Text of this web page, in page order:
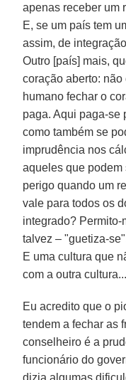
apenas receber um
E, se um país tem
assim, de
Outro [país] mais,
coração aberto:
humano fechar o
paga. Aqui paga-se
como também se
imprudência nos
aqueles que
perigo quando um
vale para todos os
integrado? Permito-
talvez – "guetiza-
E uma cultura que
com a outra
Eu acredito que o
tendem a fechar as
conselheiro é a
funcionário do
dizia algumas